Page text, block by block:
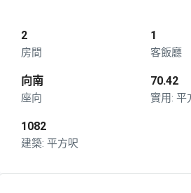
2
房間
1
客飯廳
向南
座向
70.42
平
1082
平方呎